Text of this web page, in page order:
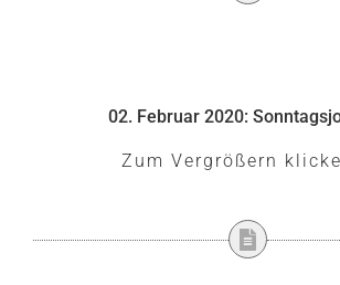
02. Februar 2020:
Zum Vergrößern